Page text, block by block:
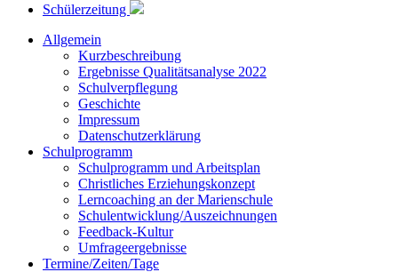
Schülerzeitung
Allgemein
Kurzbeschreibung
Ergebnisse Qualitätsanalyse 2022
Schulverpflegung
Geschichte
Impressum
Datenschutzerklärung
Schulprogramm
Schulprogramm und Arbeitsplan
Christliches Erziehungskonzept
Lerncoaching an der Marienschule
Schulentwicklung/Auszeichnungen
Feedback-Kultur
Umfrageergebnisse
Termine/Zeiten/Tage